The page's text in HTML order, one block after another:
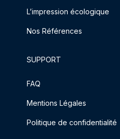
L’impression écologique
Nos Références
SUPPORT
FAQ
Mentions Légales
Politique de confidentialité